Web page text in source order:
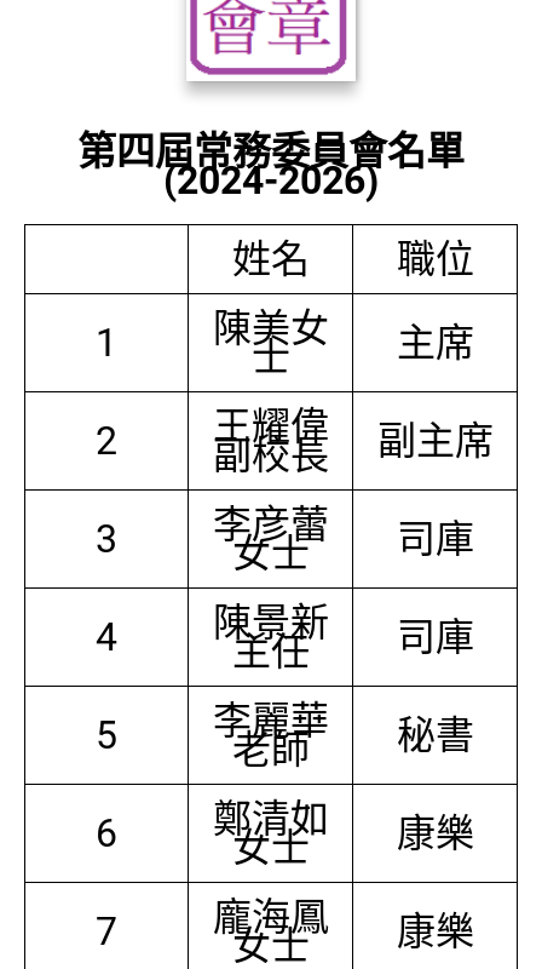
第四屆常務委員會名單
(2024-2026)
姓名
職位
1
陳美女
士 主席
2 王耀偉
副校長 副主席
3 李彦蕾
女士 司庫
4 陳景新
主任 司庫
5 李麗華
老師 秘書
6 鄭清如
女士 康樂
7 龐海鳳
女士 康樂